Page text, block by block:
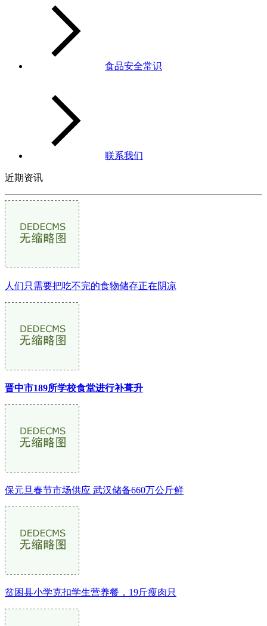
食品安全常识
联系我们
近期资讯
人们只需要把吃不完的食物储存正在阴凉
晋中市189所学校食堂进行补葺升
保元旦春节市场供应 武汉储备660万公斤鲜
贫困县小学克扣学生营养餐，19斤瘦肉只